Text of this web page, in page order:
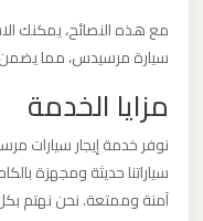
مع هذه النصائح، يمكنك
سيارة مرسيدس، مما يضمن
مزايا الخدمة
نوفر خدمة إيجار سيارات
سياراتنا حديثة ومجهزة
آمنة وممتعة. نحن نهتم
ليموزين
مطار
العرب